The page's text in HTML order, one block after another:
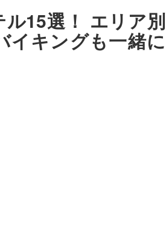
ル15選！ エリア別
イキングも一緒に